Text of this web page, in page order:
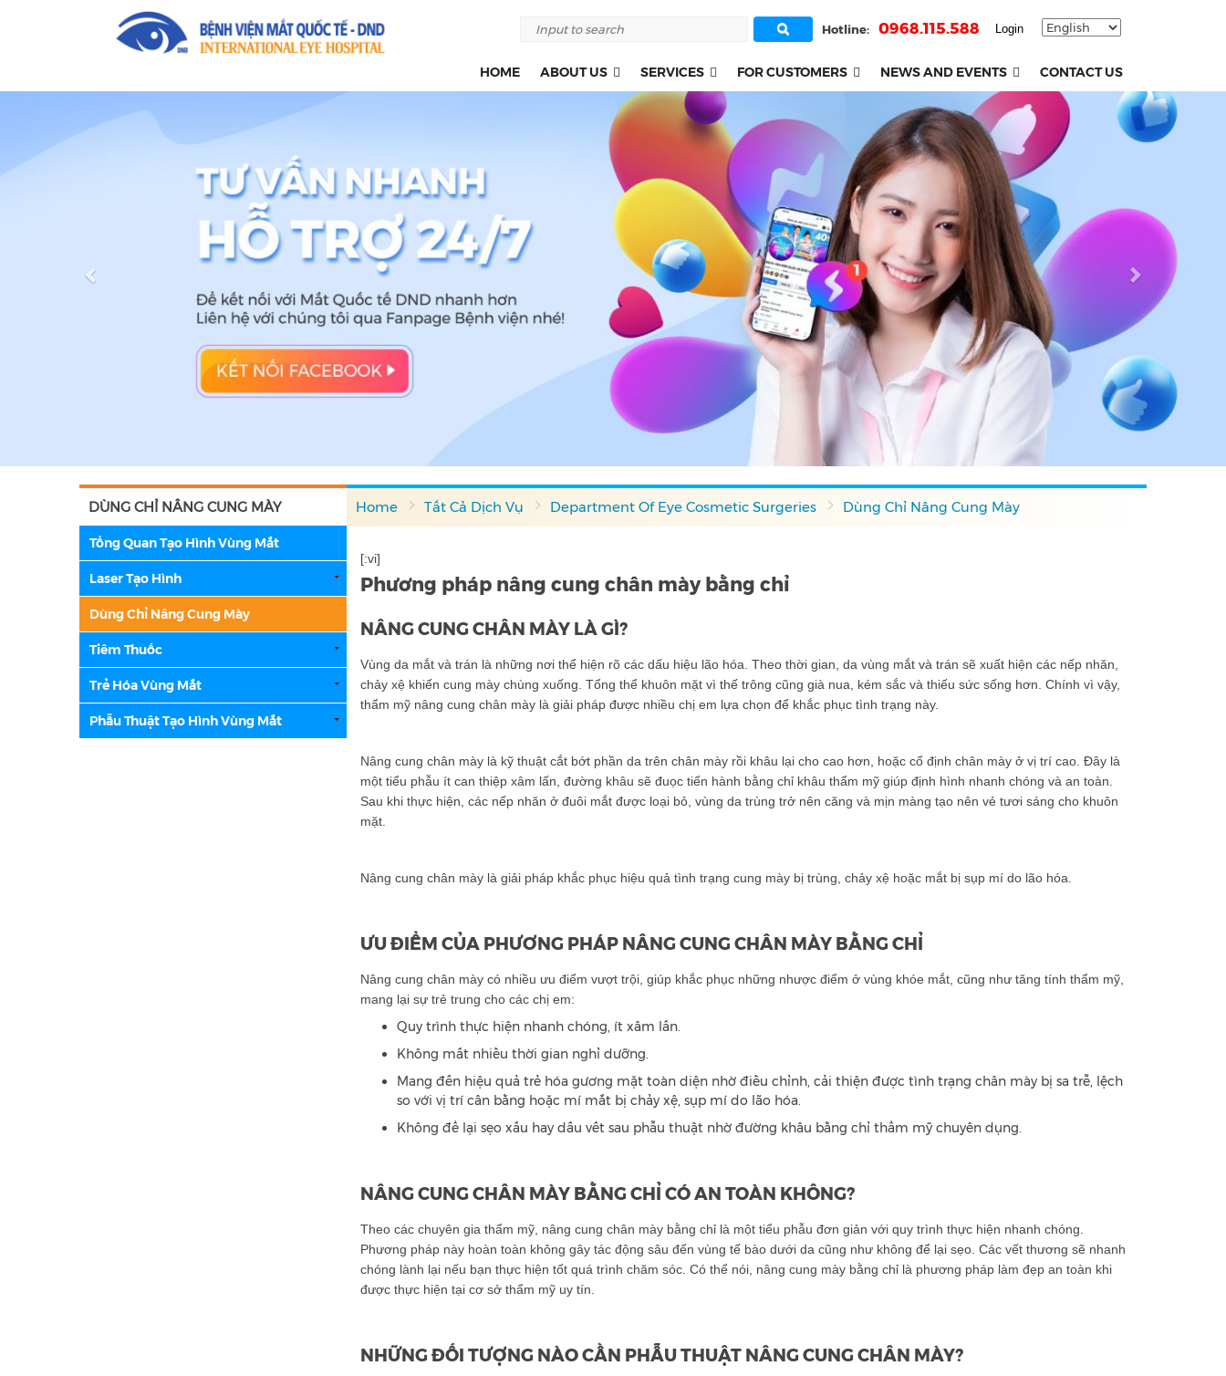
Login
Hotline: 0968.115.588
HOME ABOUT US SERVICES FOR CUSTOMERS NEWS AND EVENTS CONTACT US
Next
DÙNG CHỈ NÂNG CUNG MÀY
Tổng Quan Tạo Hình Vùng Mắt
Laser Tạo Hình
Dùng Chỉ Nâng Cung Mày
Tiêm Thuốc
Trẻ Hóa Vùng Mắt
Phẫu Thuật Tạo Hình Vùng Mắt
Home Tất Cả Dịch Vụ Department Of Eye Cosmetic Surgeries Dùng Chỉ Nâng Cung Mày
[:vi]
Phương pháp nâng cung chân mày bằng chỉ
NÂNG CUNG CHÂN MÀY LÀ GÌ?
Vùng da mắt và trán là những nơi thể hiện rõ các dấu hiệu lão hóa. Theo thời gian, da vùng mắt và trán sẽ xuất hiện các nếp nhăn,
chảy xệ khiến cung mày chùng xuống. Tổng thể khuôn mặt vì thế trông cũng già nua, kém sắc và thiếu sức sống hơn. Chính vì vậy,
thẩm mỹ nâng cung chân mày là giải pháp được nhiều chị em lựa chọn để khắc phục tình trạng này.
Nâng cung chân mày là kỹ thuật cắt bớt phần da trên chân mày rồi khâu lại cho cao hơn, hoặc cố định chân mày ở vị trí cao. Đây là
một tiểu phẫu ít can thiệp xâm lấn, đường khâu sẽ đuọc tiến hành bằng chỉ khâu thẩm mỹ giúp định hình nhanh chóng và an toàn.
Sau khi thực hiện, các nếp nhăn ở đuôi mắt được loại bỏ, vùng da trùng trở nên căng và mịn màng tạo nên vẻ tươi sáng cho khuôn
mặt.
Nâng cung chân mày là giải pháp khắc phục hiệu quả tình trạng cung mày bị trùng, chảy xệ hoặc mắt bị sụp mí do lão hóa.
ƯU ĐIỂM CỦA PHƯƠNG PHÁP NÂNG CUNG CHÂN MÀY BẰNG CHỈ
Nâng cung chân mày có nhiều ưu điểm vượt trội, giúp khắc phục những nhược điểm ở vùng khóe mắt, cũng như tăng tính thẩm mỹ,
mang lại sự trẻ trung cho các chị em:
Quy trình thực hiện nhanh chóng, ít xâm lấn.
Không mất nhiều thời gian nghỉ dưỡng.
Mang đến hiệu quả trẻ hóa gương mặt toàn diện nhờ điều chỉnh, cải thiện được tình trạng chân mày bị sa trễ, lệch
so với vị trí cân bằng hoặc mí mắt bị chảy xệ, sụp mí do lão hóa.
Không để lại sẹo xấu hay dấu vết sau phẫu thuật nhờ đường khâu bằng chỉ thẩm mỹ chuyên dụng.
NÂNG CUNG CHÂN MÀY BẰNG CHỈ CÓ AN TOÀN KHÔNG?
Theo các chuyên gia thẩm mỹ, nâng cung chân mày bằng chỉ là một tiểu phẫu đơn giản với quy trình thực hiện nhanh chóng.
Phương pháp này hoàn toàn không gây tác động sâu đến vùng tế bào dưới da cũng như không để lại sẹo. Các vết thương sẽ nhanh
chóng lành lại nếu bạn thực hiện tốt quá trình chăm sóc. Có thể nói, nâng cung mày bằng chỉ là phương pháp làm đẹp an toàn khi
được thực hiện tại cơ sở thẩm mỹ uy tín.
NHỮNG ĐỐI TƯỢNG NÀO CẦN PHẪU THUẬT NÂNG CUNG CHÂN MÀY?